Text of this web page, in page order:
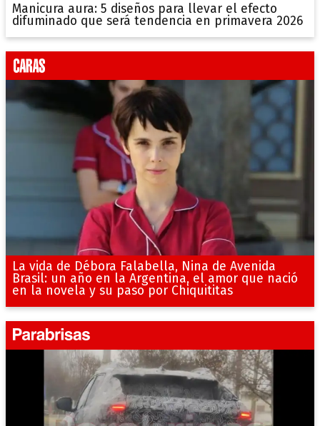
Manicura aura: 5 diseños para llevar el efecto
difuminado que será tendencia en primavera 2026
La vida de Débora Falabella, Nina de Avenida
Brasil: un año en la Argentina, el amor que nació
en la novela y su paso por Chiquititas